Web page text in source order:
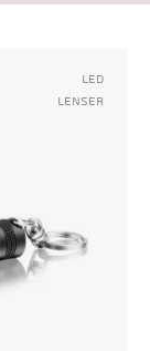
Led
Lenser